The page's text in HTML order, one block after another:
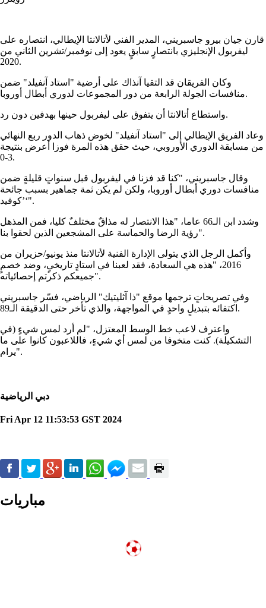
قارن جيان بيرو جاسبريني، المدير الفني لأتالانتا الإيطالي، انتصاره على
ليفربول الإنجليزي بانتصارٍ سابقٍ يعود إلى نوفمبر/تشرين الثاني من
2020.
وكان الفريقان قد التقيا آنذاك على أرضية "استاد آنفيلد" ضمن
منافسات الجولة الرابعة من دور المجموعات لدوري أبطال أوروبا.
واستطاع أتالانتا أن يتفوق على ليفربول حينها بهدفين دون رد.
وعاد الفريق الإيطالي إلى "استاد آنفيلد" لخوض ذهاب الدور ربع النهائي
من مسابقة الدوري الأوروبي، حيث حقق هذه المرة فوزا أعرض بنتيجة
3-0.
وقال جاسبريني، "كنا قد فزنا في ليفربول قبل سنواتٍ قليلةٍ ضمن
منافسات دوري أبطال أوروبا، ولكن لم يكن ثمة جماهير بسبب جائحة
’كوفيد‘".
وشدد ابن الـ66 عاما، "هذا الانتصار له مذاقٌ مختلفٌ كليا، فمن المذهل
رؤية الرضا والحماسة على المشجعين الذين لحقوا بنا".
وأكمل الرجل الذي يتولى الإدارة الفنية لأتالانتا منذ يونيو/حزيران من
2016، "هذه هي السعادة، فقد لعبنا في استادٍ تاريخيٍ، وضد خصمٍ
جميعكم ذكرتم إحصائياته".
وفي تصريحاتٍ ترجمها موقع "ذا آثليتيك" الرياضي، فسّر جاسبريني
اكتفائه بتبديلٍ واحدٍ في المواجهة، والذي تأخر حتى الدقيقة الـ89.
واعترف لاعب خط الوسط المعتزل، "لم أرد لمس شيءٍ (في
التشكيلة). كنت متخوفا من لمس أي شيءٍ، فاللاعبون كانوا على ما
يرام".
دبي الرياضية
Fri Apr 12 11:53:53 GST 2024
مباريات